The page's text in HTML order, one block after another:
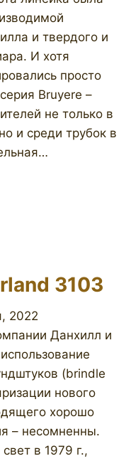
и твердого и
И хотя
просто
Bruyere –
не только в
и среди трубок в
3103
2022
Данхилл и
(brindle
нового
хорошо
– несомненны.
в 1979 г.,